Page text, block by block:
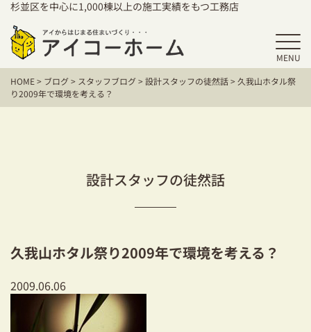
杉並区を中心に1,000棟以上の施工実績をもつ工務店
MENU
HOME
アイコーホームの家づくり
保証／アフターサポート
二世帯住宅をお考えの方
建て替えをお考えの方
耐震対策も安心の家づくり
HOME> ブログ> スタッフブログ>設計スタッフの徒然話>久我山ホタル祭
り2009年で環境を考える？
設計スタッフの徒然話
久我山ホタル祭り2009年で環境を考える？
2009.06.06